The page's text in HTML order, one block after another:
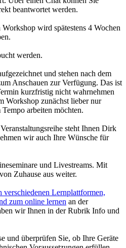
beantwortet werden.
wird spätestens 4 Wochen
werden.
und stehen nach dem
Anschauen zur Verfügung. Das ist
kurzfristig nicht wahrnehmen
Workshop zunächst lieber nur
arbeiten möchten.
steht Ihnen Dirk
wir auch Ihre Wünsche für
und Livestreams. Mit
Zuhause aus weiter.
verschiedenen Lernplattformen,
zum online lernen an der
wir Ihnen in der Rubrik Info und
und überprüfen Sie, ob Ihre Geräte